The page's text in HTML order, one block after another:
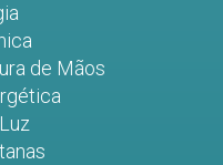
de Mãos